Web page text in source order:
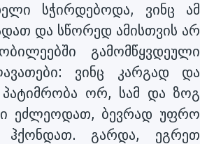
სჭირდებოდა, ვინც ამ
და სწორედ ამისთვის არ
გამომწყვდეული
ვინც კარგად და
ორ, სამ და ზოგ
ეძლეოდათ, ბევრად უფრო
ჰქონდათ. გარდა, ეგრეთ